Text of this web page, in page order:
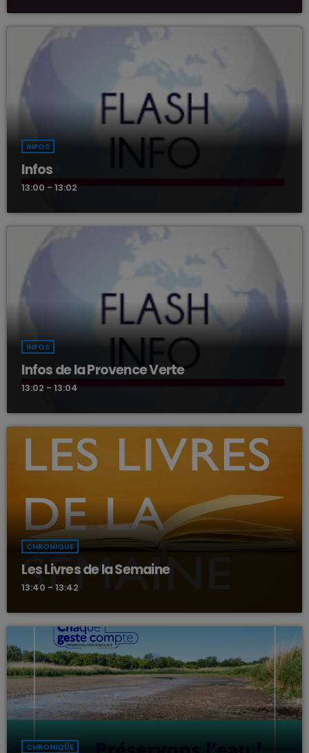
INFOS
Infos
13:00 - 13:02
INFOS
Infos de la Provence Verte
13:02 - 13:04
CHRONIQUE
Les Livres de la Semaine
13:40 - 13:42
CHRONIQUE